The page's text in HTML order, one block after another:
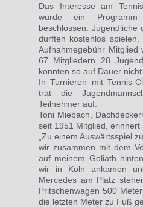
Das Interesse am
wurde ein Programm
beschlossen. Jugendliche
durften kostenlos
Aufnahmegebühr
67 Mitgliedern 28
konnten so auf Dauer nicht
In Turnieren mit Tennis-
trat die
Teilnehmer auf.
Toni Miebach,
seit 1951 Mitglied, erinnert
„Zu einem Auswärtsspiel
wir zusammen mit dem
auf meinem Goliath
wir in Köln ankamen
Mercedes am Platz
Pritschenwagen 500
die letzten Meter zu Fuß